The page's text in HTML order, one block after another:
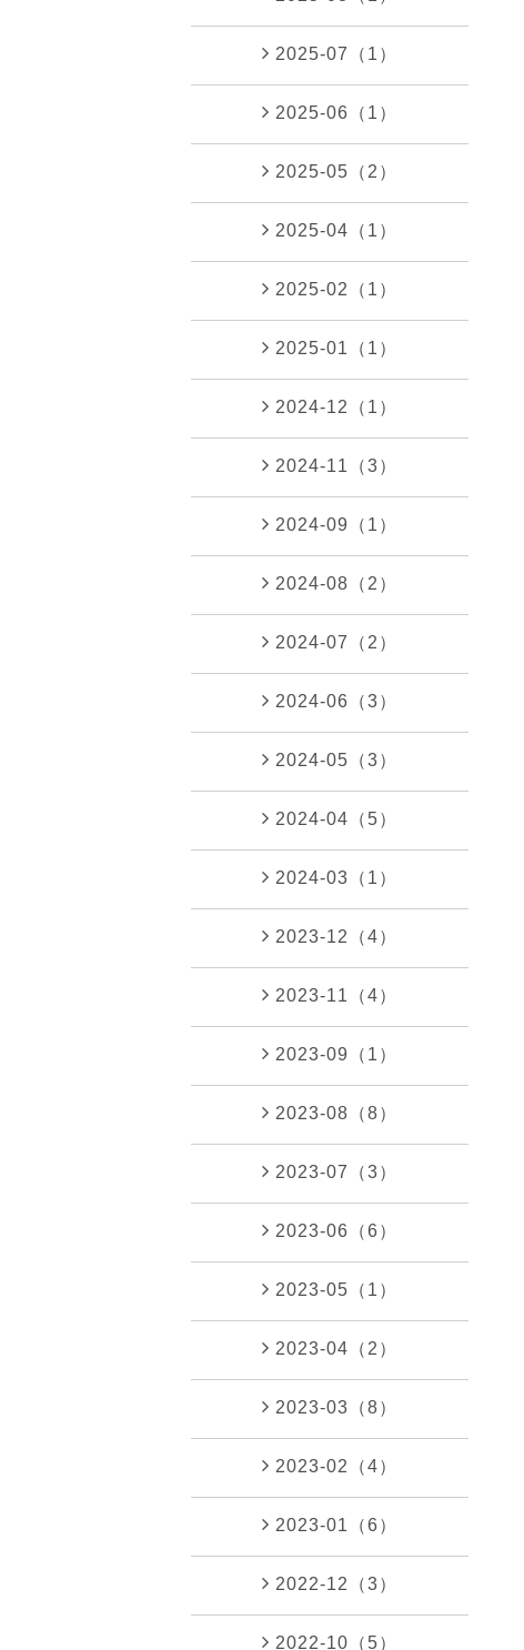
2025-07（1）
2025-06（1）
2025-05（2）
2025-04（1）
2025-02（1）
2025-01（1）
2024-12（1）
2024-11（3）
2024-09（1）
2024-08（2）
2024-07（2）
2024-06（3）
2024-05（3）
2024-04（5）
2024-03（1）
2023-12（4）
2023-11（4）
2023-09（1）
2023-08（8）
2023-07（3）
2023-06（6）
2023-05（1）
2023-04（2）
2023-03（8）
2023-02（4）
2023-01（6）
2022-12（3）
2022-10（5）